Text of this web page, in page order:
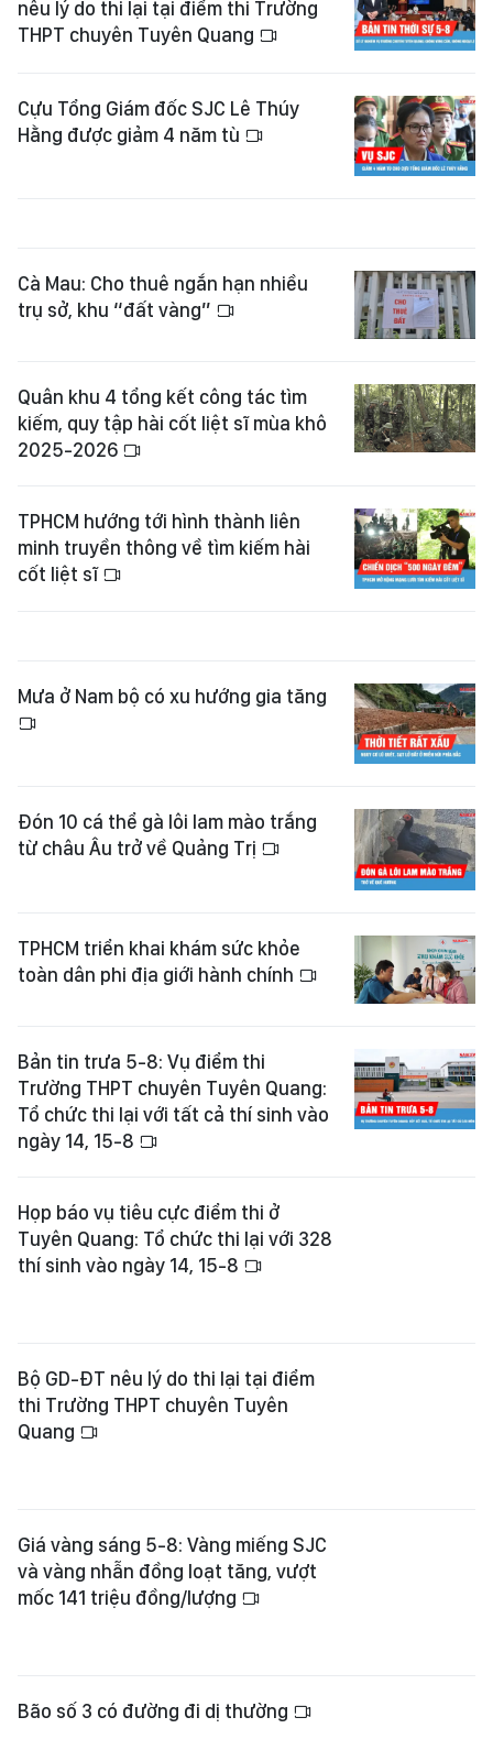
nêu lý do thi lại tại điểm thi Trường
THPT chuyên Tuyên Quang
Cựu Tổng Giám đốc SJC Lê Thúy
Hằng được giảm 4 năm tù
Cà Mau: Cho thuê ngắn hạn nhiều
trụ sở, khu “đất vàng”
Quân khu 4 tổng kết công tác tìm
kiếm, quy tập hài cốt liệt sĩ mùa khô
2025-2026
TPHCM hướng tới hình thành liên
minh truyền thông về tìm kiếm hài
cốt liệt sĩ
Mưa ở Nam bộ có xu hướng gia tăng
Đón 10 cá thể gà lôi lam mào trắng
từ châu Âu trở về Quảng Trị
TPHCM triển khai khám sức khỏe
toàn dân phi địa giới hành chính
Bản tin trưa 5-8: Vụ điểm thi
Trường THPT chuyên Tuyên Quang:
Tổ chức thi lại với tất cả thí sinh vào
ngày 14, 15-8
Họp báo vụ tiêu cực điểm thi ở
Tuyên Quang: Tổ chức thi lại với 328
thí sinh vào ngày 14, 15-8
Quang
mốc 141 triệu đồng/lượng